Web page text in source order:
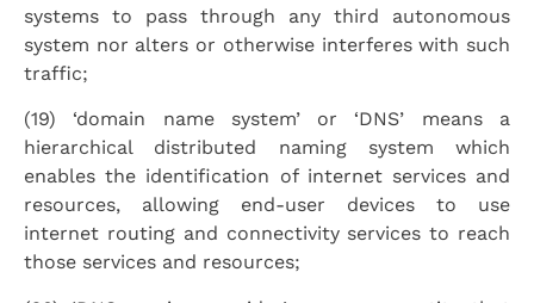
systems to pass through any third autonomous
system nor alters or otherwise interferes with such
traffic;
(19) ‘domain name system’ or ‘DNS’ means a
hierarchical distributed naming system which
enables the identification of internet services and
resources, allowing end-user devices to use
internet routing and connectivity services to reach
those services and resources;